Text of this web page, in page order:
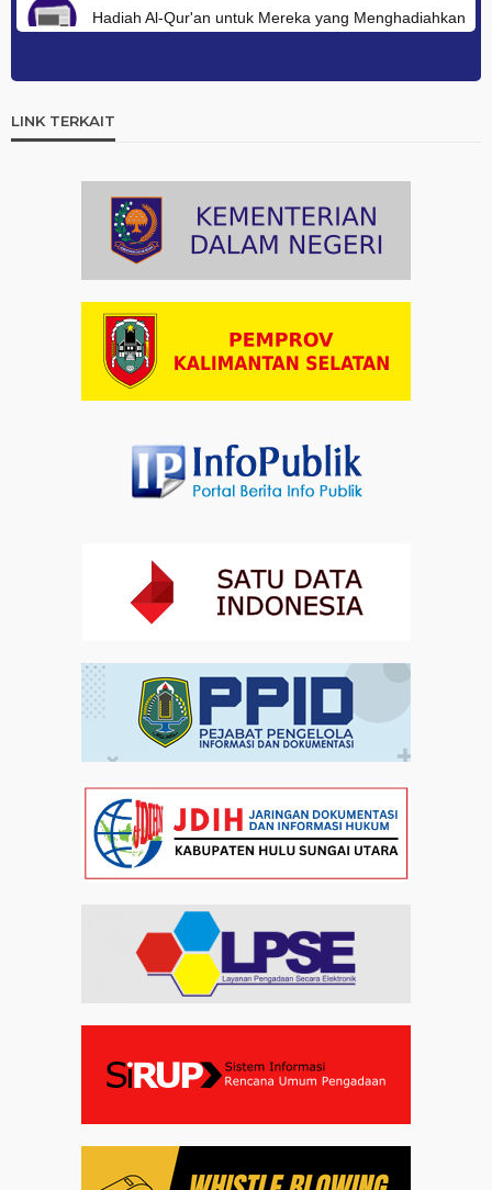
Hadiah Al-Qur'an untuk Mereka yang Menghadiahkan
Ini Teks Lengkap Doa Kebangsaan Umat Kristen
Protestan di Monas
Artikel
Paduan Suara yang Menyatukan Harapan untuk
Indonesia
Dalam Zikir dan Doa Kebangsaan, Tio Menemukan
Makna Keberagaman
Artikel 01-08-2026 18:00
Kebangsaan di Monas
31-07-2026 16:04
Pandang terhadap Penyandang Disabilitas
LINK TERKAIT